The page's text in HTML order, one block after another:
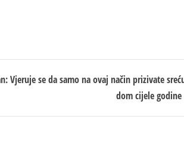
Vjeruje se da samo na ovaj način prizivate
dom cijele godine